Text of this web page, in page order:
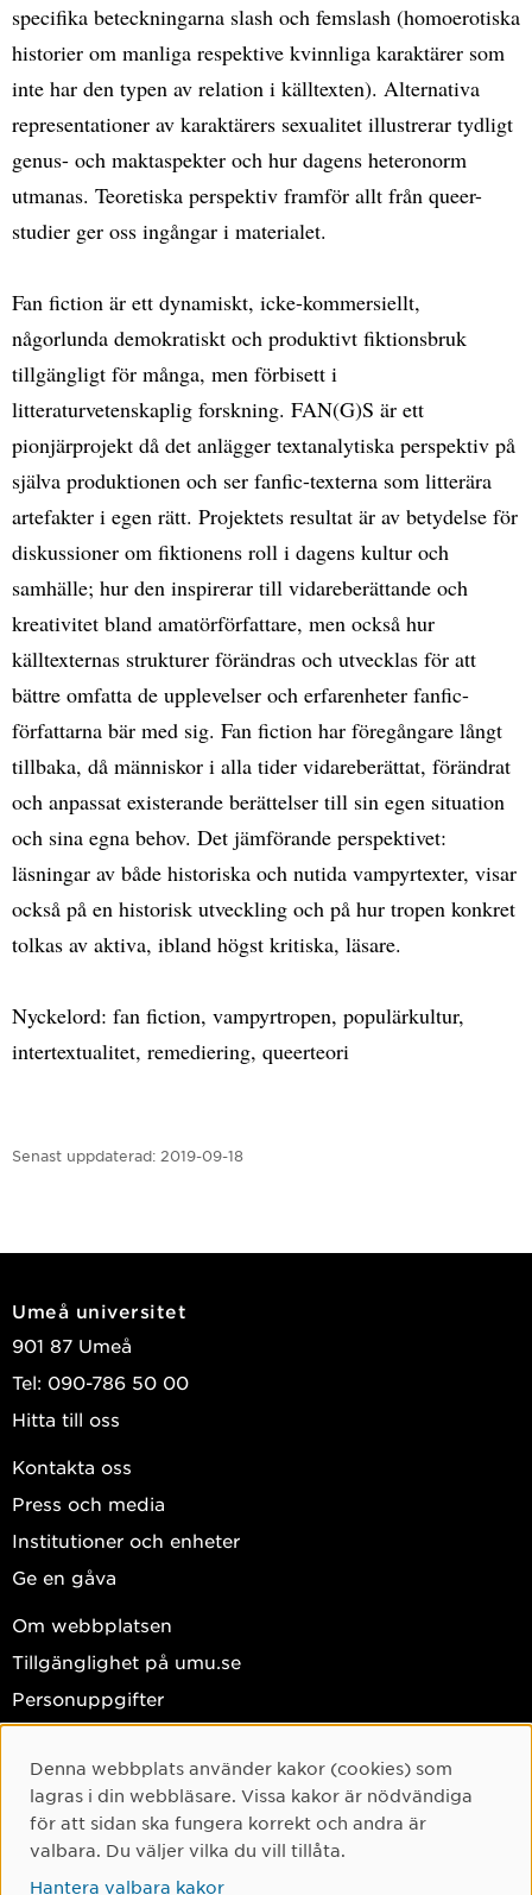
specifika beteckningarna slash och femslash (homoerotiska
historier om manliga respektive kvinnliga karaktärer som
inte har den typen av relation i källtexten). Alternativa
representationer av karaktärers sexualitet illustrerar tydligt
genus- och maktaspekter och hur dagens heteronorm
utmanas. Teoretiska perspektiv framför allt från queer-
studier ger oss ingångar i materialet.
Fan fiction är ett dynamiskt, icke-kommersiellt,
någorlunda demokratiskt och produktivt fiktionsbruk
tillgängligt för många, men förbisett i
litteraturvetenskaplig forskning. FAN(G)S är ett
pionjärprojekt då det anlägger textanalytiska perspektiv på
själva produktionen och ser fanfic-texterna som litterära
artefakter i egen rätt. Projektets resultat är av betydelse för
diskussioner om fiktionens roll i dagens kultur och
samhälle; hur den inspirerar till vidareberättande och
kreativitet bland amatörförfattare, men också hur
källtexternas strukturer förändras och utvecklas för att
bättre omfatta de upplevelser och erfarenheter fanfic-
författarna bär med sig. Fan fiction har föregångare långt
tillbaka, då människor i alla tider vidareberättat, förändrat
och anpassat existerande berättelser till sin egen situation
och sina egna behov. Det jämförande perspektivet:
läsningar av både historiska och nutida vampyrtexter, visar
också på en historisk utveckling och på hur tropen konkret
tolkas av aktiva, ibland högst kritiska, läsare.
Nyckelord: fan fiction, vampyrtropen, populärkultur,
intertextualitet, remediering, queerteori
Senast uppdaterad: 2019-09-18
Umeå universitet
901 87 Umeå
Tel: 090-786 50 00
Hitta till oss
Kontakta oss
Press och media
Institutioner och enheter
Ge en gåva
Om webbplatsen
Tillgänglighet på umu.se
Personuppgifter
Facebook
Instagram
TikTok
Cookie-samtycke
Denna webbplats använder kakor (cookies) som
lagras i din webbläsare. Vissa kakor är nödvändiga
för att sidan ska fungera korrekt och andra är
valbara. Du väljer vilka du vill tillåta.
Hantera valbara kakor